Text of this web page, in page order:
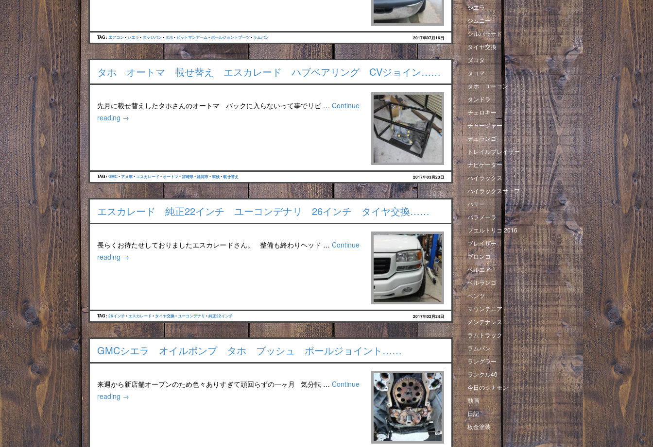
TAG : エアコン• シエラ • ダッジバン• タホ• ピットマンアーム•ボールジョントブーツ• ラムバン 2017年07月16日
タホ オートマ 載せ替え エスカレード ハブベアリング CVジョイン……
先月に載せ替えしたタホさんのオートマ バックに入らないって事でリビ … Continue
reading →
TAG : GMC•アメ車•エスカレード•オートマ•宮崎県•延岡市•車検•載せ替え 2017年03月23日
エスカレード 純正22インチ ユーコンデナリ 26インチ タイヤ交換……
長らくお待たせしておりましたエスカレードさん。 整備も終わりヘッド … Continue
reading →
TAG : 26インチ•エスカレード• タイヤ交換•ユーコンデナリ •純正22インチ 2017年02月24日
GMCシエラ オイルポンプ タホ ブッシュ ボールジョイント……
来週から新店舗オープンのため色々ありすぎて頭回らずの一ヶ月 気分転 … Continue
reading →
シエラ
ジムニー
シルバラード
タイヤ交換
ダコタ
タコマ
タホ ユーコン
タンドラ
チェロキー
チャージャー
デュランゴ
トレイルブレイザー
ナビゲーター
ハイラックス
ハイラックスサーフ
ハマー
パラメーラ
プエルトリコ 2016
ブレイザー
ブロンコ
ベルエア
ベルランゴ
ベンツ
マウンテニア
メンテナンス
ラムトラック
ラムバン
ラングラー
ランクル40
今日のシナモン
動画
日記
板金塗装